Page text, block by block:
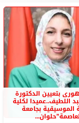
بتعيين الدكتورة
اللطيف..عميدا لكلية
الموسيقية بجامعة